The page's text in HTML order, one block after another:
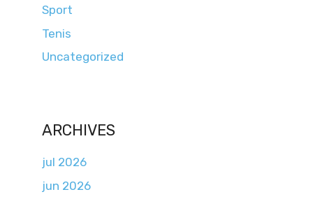
Sport
Tenis
Uncategorized
ARCHIVES
jul 2026
jun 2026